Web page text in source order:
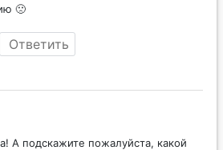
🙁
Ответить
А подскажите пожалуйста, какой